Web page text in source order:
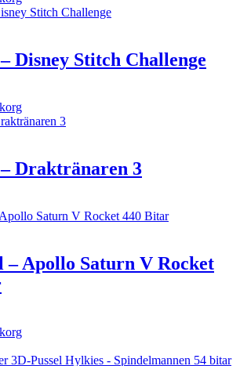
Disney Stitch Challenge
Draktränaren 3
– Apollo Saturn V Rocket